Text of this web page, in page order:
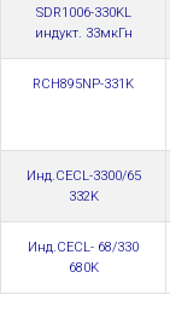
SDR1006-330KL
индукт. 33мкГн
RCH895NP-331K
Инд.CECL-3300/65
332K
Инд.CECL- 68/330
680K